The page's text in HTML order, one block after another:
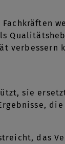
Fachkräften
verbessern
sie
das